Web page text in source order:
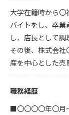
大学在籍時から〇
バイトをし、卒
し、店長として調
その後、株式会
産を中心とした売
職務経歴
■〇〇〇〇年〇月